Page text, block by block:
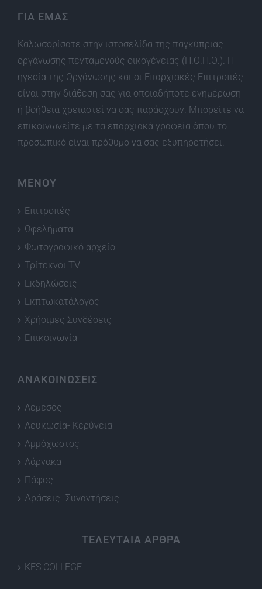
ΓΙΑ ΕΜΑΣ
Καλωσορίσατε στην ιστοσελίδα της παγκύπριας
οργάνωσης πενταμενούς οικογένειας (Π.Ο.Π.Ο.). Η
ηγεσία της Οργάνωσης και οι Επαρχιακές Επιτροπές
είναι στην διάθεση σας για οποιαδήποτε ενημέρωση
ή βοήθεια χρειαστεί να σας παράσχουν. Μπορείτε να
επικοινωνείτε με τα επαρχιακά γραφεία όπου το
προσωπικό είναι πρόθυμο να σας εξυπηρετήσει.
ΜΕΝΟΥ
Επιτροπές
Ωφελήματα
Φωτογραφικό αρχείο
Τρίτεκνοι TV
Εκδηλώσεις
Εκπτωκατάλογος
Χρήσιμες Συνδέσεις
Επικοινωνία
ΑΝΑΚΟΙΝΩΣΕΙΣ
Λεμεσός
Λευκωσία- Κερύνεια
Αμμόχωστος
Λάρνακα
Πάφος
Δράσεις- Συναντήσεις
ΤΕΛΕΥΤΑΙΑ ΑΡΘΡΑ
KES COLLEGE